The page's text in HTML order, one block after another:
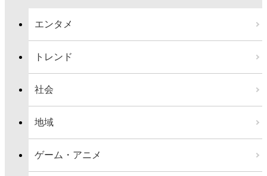
エンタメ
トレンド
社会
地域
ゲーム・アニメ